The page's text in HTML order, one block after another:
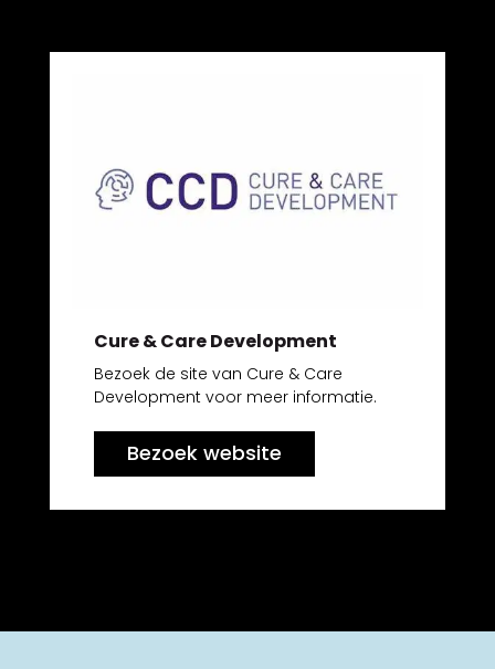
Cure & Care Development
Bezoek de site van Cure & Care
Development voor meer informatie.
Bezoek website